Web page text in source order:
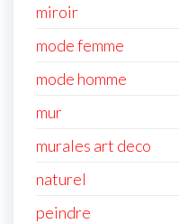
miroir
mode femme
mode homme
mur
murales art deco
naturel
peindre